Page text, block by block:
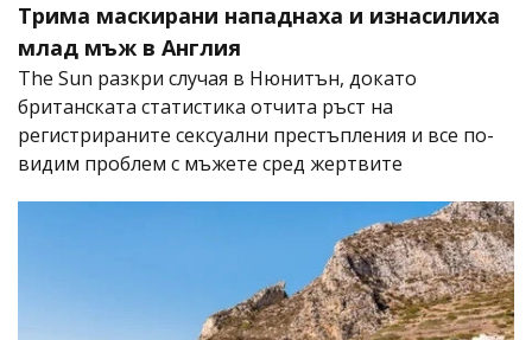
Трима маскирани нападнаха и изнасилиха
млад мъж в Англия
The Sun разкри случая в Нюнитън, докато
британската статистика отчита ръст на
регистрираните сексуални престъпления и все по-
видим проблем с мъжете сред жертвите